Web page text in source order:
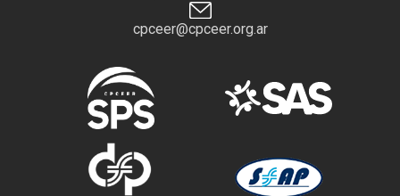
cpceer@cpceer.org.ar